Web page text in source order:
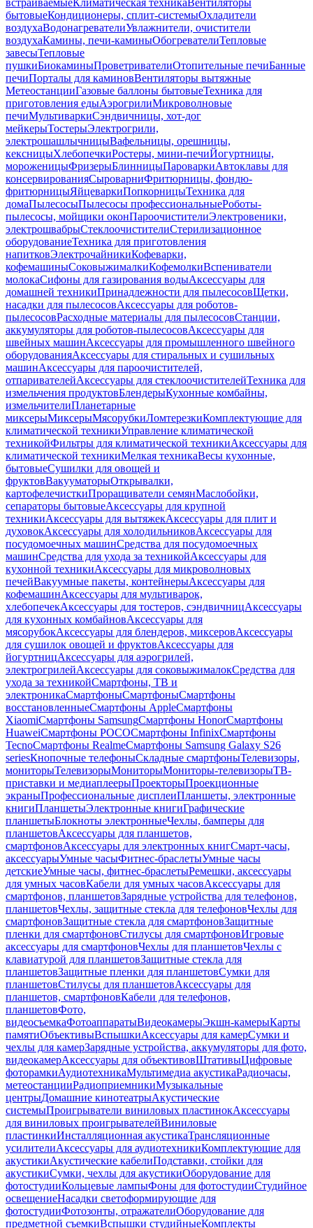
встраиваемыеКлиматическая техникаВентиляторы
бытовыеКондиционеры, сплит-системыОхладители
воздухаВодонагревателиУвлажнители, очистители
воздухаКамины, печи-каминыОбогревателиТепловые
завесыТепловые
пушкиБиокаминыПроветривателиОтопительные печиБанные
печиПорталы для каминовВентиляторы вытяжные
МетеостанцииГазовые баллоны бытовыеТехника для
приготовления едыАэрогрилиМикроволновые
печиМультиваркиСэндвичницы, хот-дог
мейкерыТостерыЭлектрогрили,
электрошашлычницыВафельницы, орешницы,
кексницыХлебопечкиРостеры, мини-печиЙогуртницы,
мороженицыФризерыБлинницыПароваркиАвтоклавы для
консервированияСыроварниФритюрницы, фондю-
фритюрницыЯйцеваркиПопкорницыТехника для
домаПылесосыПылесосы профессиональныеРоботы-
пылесосы, мойщики оконПароочистителиЭлектровеники,
электрошвабрыСтеклоочистителиСтерилизационное
оборудованиеТехника для приготовления
напитковЭлектрочайникиКофеварки,
кофемашиныСоковыжималкиКофемолкиВспениватели
молокаСифоны для газирования водыАксессуары для
домашней техникиПринадлежности для пылесосовЩетки,
насадки для пылесосовАксессуары для роботов-
пылесосовРасходные материалы для пылесосовСтанции,
аккумуляторы для роботов-пылесосовАксессуары для
швейных машинАксессуары для промышленного швейного
оборудованияАксессуары для стиральных и сушильных
машинАксессуары для пароочистителей,
отпаривателейАксессуары для стеклоочистителейТехника для
измельчения продуктовБлендерыКухонные комбайны,
измельчителиПланетарные
миксерыМиксерыМясорубкиЛомтерезкиКомплектующие для
климатической техникиУправление климатической
техникойФильтры для климатической техникиАксессуары для
климатической техникиМелкая техникаВесы кухонные,
бытовыеСушилки для овощей и
фруктовВакууматорыОткрывалки,
картофелечисткиПроращиватели семянМаслобойки,
сепараторы бытовыеАксессуары для крупной
техникиАксессуары для вытяжекАксессуары для плит и
духовокАксессуары для холодильниковАксессуары для
посудомоечных машинСредства для посудомоечных
машинСредства для ухода за техникойАксессуары для
кухонной техникиАксессуары для микроволновых
печейВакуумные пакеты, контейнерыАксессуары для
кофемашинАксессуары для мультиварок,
хлебопечекАксессуары для тостеров, сэндвичницАксессуары
для кухонных комбайновАксессуары для
мясорубокАксессуары для блендеров, миксеровАксессуары
для сушилок овощей и фруктовАксессуары для
йогуртницАксессуары для аэрогрилей,
электрогрилейАксессуары для соковыжималокСредства для
ухода за техникойСмартфоны, ТВ и
электроникаСмартфоныСмартфоныСмартфоны
восстановленныеСмартфоны AppleСмартфоны
XiaomiСмартфоны SamsungСмартфоны HonorСмартфоны
HuaweiСмартфоны POCOСмартфоны InfinixСмартфоны
TecnoСмартфоны RealmeСмартфоны Samsung Galaxy S26
seriesКнопочные телефоныСкладные смартфоныТелевизоры,
мониторыТелевизорыМониторыМониторы-телевизорыТВ-
приставки и медиаплеерыПроекторыПроекционные
экраныПрофессиональные дисплеиПланшеты, электронные
книгиПланшетыЭлектронные книгиГрафические
планшетыБлокноты электронныеЧехлы, бамперы для
планшетовАксессуары для планшетов,
смартфоновАксессуары для электронных книгСмарт-часы,
аксессуарыУмные часыФитнес-браслетыУмные часы
детскиеУмные часы, фитнес-браслетыРемешки, аксессуары
для умных часовКабели для умных часовАксессуары для
смартфонов, планшетовЗарядные устройства для телефонов,
планшетовЧехлы, защитные стекла для телефоновЧехлы для
смартфоновЗащитные стекла для смартфоновЗащитные
пленки для смартфоновСтилусы для смартфоновИгровые
аксессуары для смартфоновЧехлы для планшетовЧехлы с
клавиатурой для планшетовЗащитные стекла для
планшетовЗащитные пленки для планшетовСумки для
планшетовСтилусы для планшетовАксессуары для
планшетов, смартфоновКабели для телефонов,
планшетовФото,
видеосъемкаФотоаппаратыВидеокамерыЭкшн-камерыКарты
памятиОбъективыВспышкиАксессуары для камерСумки и
чехлы для камерЗарядные устройства, аккумуляторы для фото,
видеокамерАксессуары для объективовШтативыЦифровые
фоторамкиАудиотехникаМультимедиа акустикаРадиочасы,
метеостанцииРадиоприемникиМузыкальные
центрыДомашние кинотеатрыАкустические
системыПроигрыватели виниловых пластинокАксессуары
для виниловых проигрывателейВиниловые
пластинкиИнсталляционная акустикаТрансляционные
усилителиАксессуары для аудиотехникиКомплектующие для
акустикиАкустические кабелиПодставки, стойки для
акустикиСумки, чехлы для акустикиОборудование для
фотостудииКольцевые лампыФоны для фотостудииСтудийное
освещениеНасадки светоформирующие для
фотостудииФотозонты, отражателиОборудование для
предметной съемкиВспышки студийныеКомплекты